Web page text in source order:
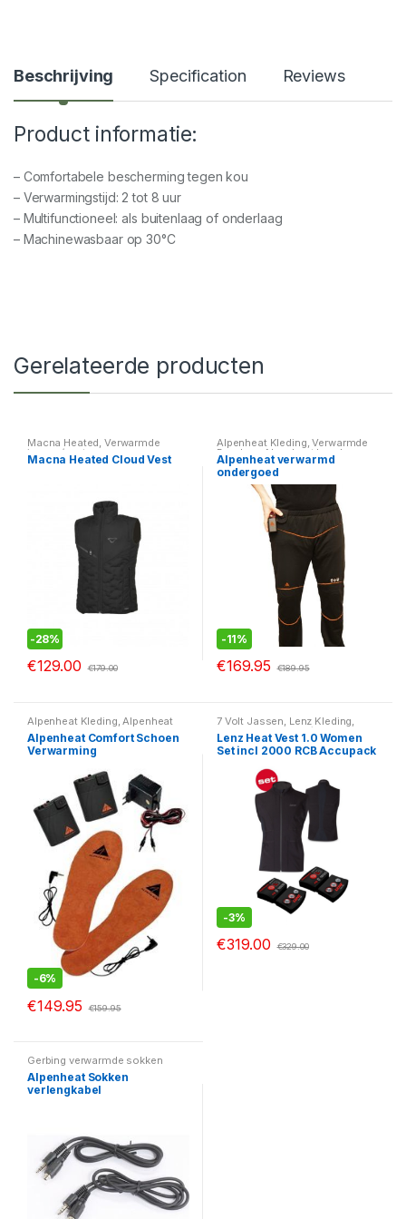
Beschrijving Specification Reviews
Product informatie:
– Comfortabele bescherming tegen kou
– Verwarmingstijd: 2 tot 8 uur
– Multifunctioneel: als buitenlaag of onderlaag
– Machinewasbaar op 30°C
Gerelateerde producten
Macna Heated,Verwarmde
jassen/vesten
Macna Heated Cloud Vest
-28%
€129.00 €179.00
Alpenheat Kleding,Verwarmde
Broeken Alpenheat broeken
Alpenheat verwarmd
ondergoed
-11%
€169.95 €189.95
Alpenheat Kleding,Alpenheat
Voetverwarming Verwarmde
zolen
Alpenheat Comfort Schoen
Verwarming
-6%
€149.95 €159.95
7 Volt Jassen, Lenz Kleding,
Verwarmde jassen/vesten
Lenz Heat Vest 1.0 Women
Set incl 2000 RCB Accupack
-3%
€319.00 €329.00
Gerbing verwarmde sokken
Alpenheat Sokken
verlengkabel